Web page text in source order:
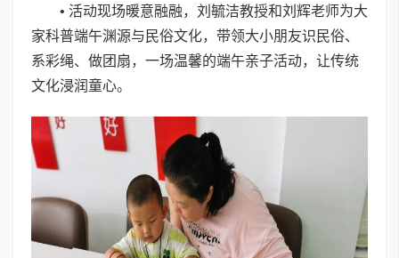
• 活动现场暖意融融，刘毓洁教授和刘辉老师为大
家科普端午渊源与民俗文化，带领大小朋友识民俗、
系彩绳、做团扇，一场温馨的端午亲子活动，让传统
文化浸润童心。